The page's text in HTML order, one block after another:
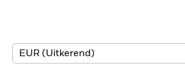
Particulieren